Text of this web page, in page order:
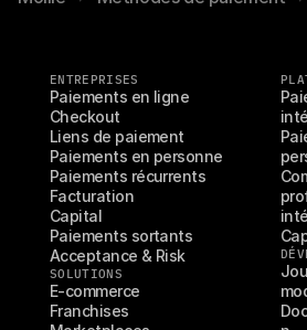
ENTREPRISES
Paiements en ligne
Checkout
Liens de paiement
Paiements en personne
Paiements récurrents
Facturation
Capital
Paiements sortants
Acceptance & Risk
SOLUTIONS
E-commerce
Franchises